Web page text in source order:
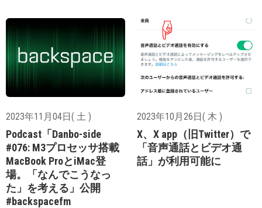
2023年11月04日( 土 )
Podcast「Danbo-side
#076: M3プロセッサ搭載
MacBook ProとiMac登
場。「なんでこうなっ
た」を考える」公開
#backspacefm
2023年10月26日( 木 )
X、X app（旧Twitter）で
「音声通話とビデオ通
話」が利用可能に